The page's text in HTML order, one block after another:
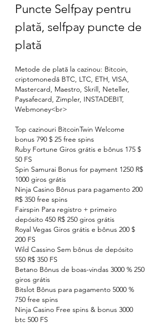
Puncte Selfpay pentru
plată, selfpay puncte de
plată
Metode de plată la cazinou: Bitcoin,
criptomonedă BTC, LTC, ETH, VISA,
Mastercard, Maestro, Skrill, Neteller,
Paysafecard, Zimpler, INSTADEBIT,
Webmoney<br>
Top cazinouri BitcoinTwin Welcome
bonus 790 $ 25 free spins
Ruby Fortune Giros grátis e bônus 175 $
50 FS
Spin Samurai Bonus for payment 1250 R$
1000 giros grátis
Ninja Casino Bônus para pagamento 200
R$ 350 free spins
Fairspin Para registro + primeiro
depósito 450 R$ 250 giros grátis
Royal Vegas Giros grátis e bônus 200 $
200 FS
Wild Cassino Sem bônus de depósito
550 R$ 350 FS
Betano Bônus de boas-vindas 3000 % 250
giros grátis
Bitslot Bônus para pagamento 5000 %
750 free spins
Ninja Casino Free spins & bonus 3000
btc 500 FS